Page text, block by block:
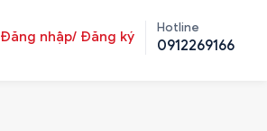
Đăng nhập/ Đăng ký
Hotline
0912269166